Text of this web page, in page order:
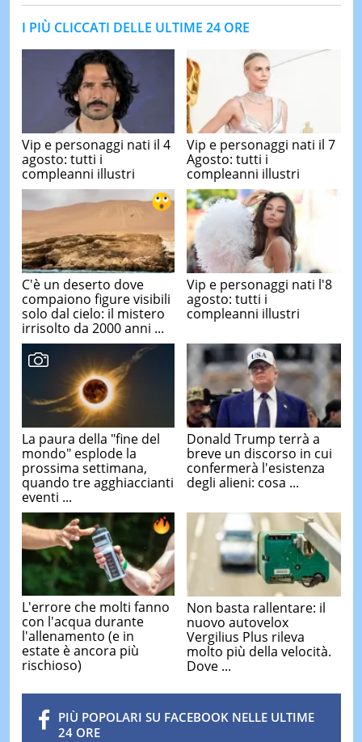
I PIÙ CLICCATI DELLE ULTIME 24 ORE
Vip e personaggi nati il 4
agosto: tutti i
compleanni illustri
Vip e personaggi nati il 7
Agosto: tutti i
compleanni illustri
C'è un deserto dove
compaiono figure visibili
solo dal cielo: il mistero
irrisolto da 2000 anni ...
Vip e personaggi nati l'8
agosto: tutti i
compleanni illustri
La paura della "fine del
mondo" esplode la
prossima settimana,
quando tre agghiaccianti
eventi ...
Donald Trump terrà a
breve un discorso in cui
confermerà l'esistenza
degli alieni: cosa ...
L'errore che molti fanno
con l'acqua durante
l'allenamento (e in
estate è ancora più
rischioso)
Non basta rallentare: il
nuovo autovelox
Vergilius Plus rileva
molto più della velocità.
Dove ...
PIÙ POPOLARI SU FACEBOOK NELLE ULTIME
24 ORE